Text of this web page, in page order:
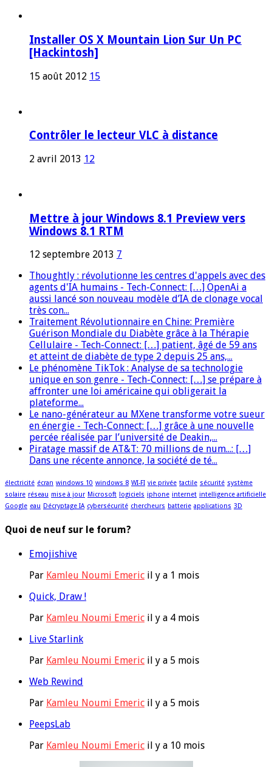
Installer OS X Mountain Lion Sur Un PC
[Hackintosh]
15 août 2012 15
Contrôler le lecteur VLC à distance
2 avril 2013 12
Mettre à jour Windows 8.1 Preview vers
Windows 8.1 RTM
12 septembre 2013 7
Thoughtly : révolutionne les centres d'appels avec des
agents d'IA humains - Tech-Connect: […] OpenAi a
aussi lancé son nouveau modèle d’IA de clonage vocal
très con...
Traitement Révolutionnaire en Chine: Première
Guérison Mondiale du Diabète grâce à la Thérapie
Cellulaire - Tech-Connect: […] patient, âgé de 59 ans
et atteint de diabète de type 2 depuis 25 ans,...
Le phénomène TikTok : Analyse de sa technologie
unique en son genre - Tech-Connect: […] se prépare à
affronter une loi américaine qui obligerait la
plateforme...
Le nano-générateur au MXene transforme votre sueur
en énergie - Tech-Connect: […] grâce à une nouvelle
percée réalisée par l’université de Deakin,...
Piratage massif de AT&T: 70 millions de num...: […]
Dans une récente annonce, la société de té...
électricité écran windows 10 windows 8 WI-FI vie privée tactile sécurité système
solaire réseau mise à jour Microsoft logiciels iphone internet intelligence artificielle
Google eau Décryptage IA cybersécurité chercheurs batterie applications 3D
Quoi de neuf sur le forum?
Emojishive
Par Kamleu Noumi Emeric il y a 1 mois
Quick, Draw !
Par Kamleu Noumi Emeric il y a 4 mois
Live Starlink
Par Kamleu Noumi Emeric il y a 5 mois
Web Rewind
Par Kamleu Noumi Emeric il y a 5 mois
PeepsLab
Par Kamleu Noumi Emeric il y a 10 mois